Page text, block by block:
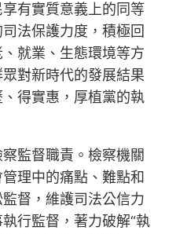
有實質意義上的同等
法保護力度，積極回
就業、生態環境等方
對新時代的發展結果
得實惠，厚植黨的執
監督職責。檢察機關
理中的痛點、難點和
督，維護司法公信力
行監督，著力破解“執